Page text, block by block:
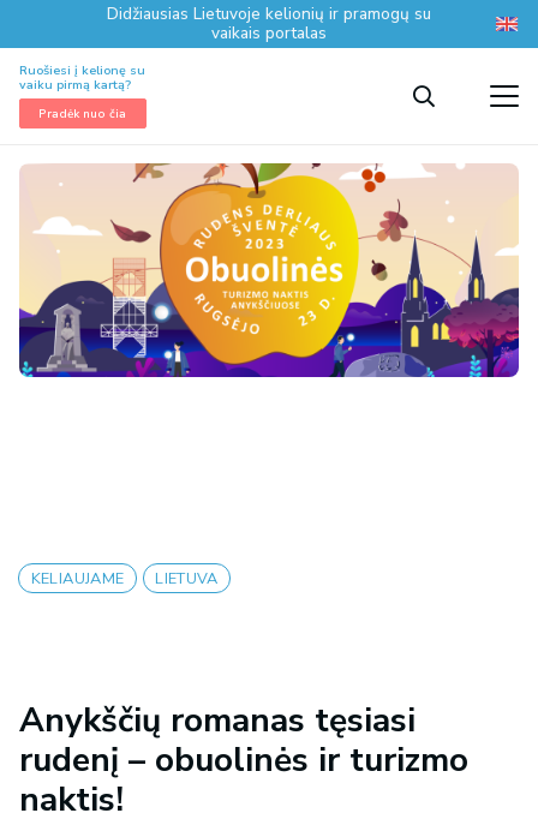
Didžiausias Lietuvoje kelionių ir pramogų su
vaikais portalas
Ruošiesi į kelionę su
vaiku pirmą kartą?
Pradėk nuo čia
KELIAUJAME LIETUVA
Anykščių romanas tęsiasi
rudenį – obuolinės ir turizmo
naktis!